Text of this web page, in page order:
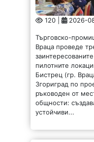
120 | 2026-
Търговско-
Враца проведе
пилотните
Бистрец (гр.
Згориград по
ръководен от
общности:
устойчиви...